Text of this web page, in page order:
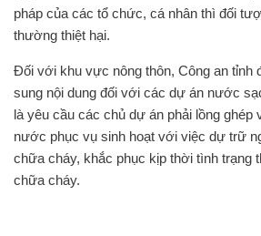
pháp của các tổ chức, cá nhân thì đối
thường thiệt hại.
Đối với khu vực nông thôn, Công an tỉnh
sung nội dung đối với các dự án nước
là yêu cầu các chủ dự án phải lồng ghép
nước phục vụ sinh hoạt với việc dự trữ
chữa cháy, khắc phục kịp thời tình trạng
chữa cháy.